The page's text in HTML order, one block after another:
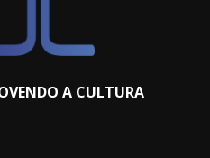
A CULTURA